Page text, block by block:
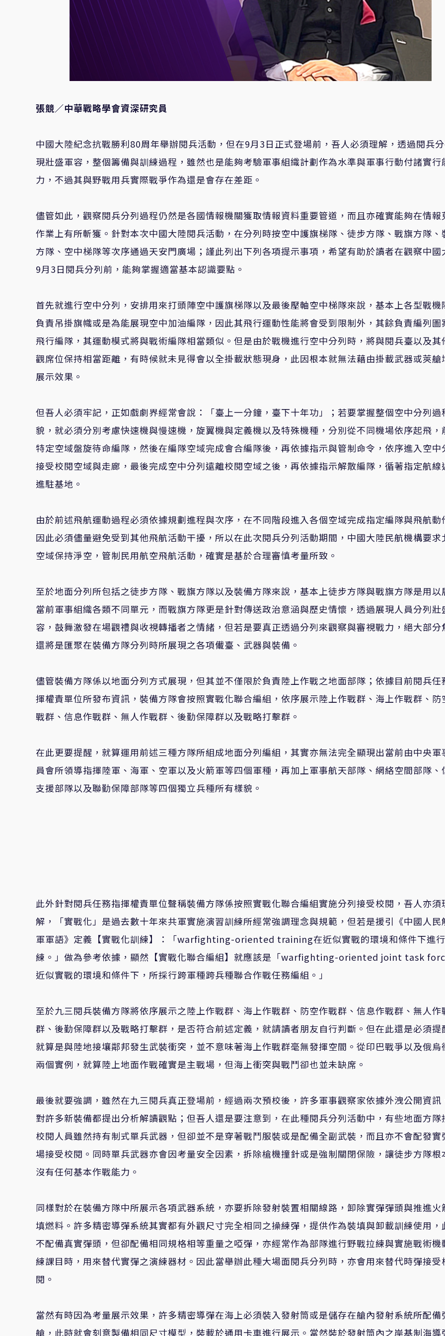
張競／中華戰略學會資深研究員
中國大陸紀念抗戰勝利80周年舉辦閱兵活動，但在9月3日正式登場前，吾人必須理解，透過閱兵
現壯盛軍容，整個籌備與訓練過程，雖然也是能夠考驗軍事組織計劃作為水準與軍事行動付諸實行
力，不過其與野戰用兵實際戰爭作為還是會存在差距。
儘管如此，觀察閱兵分列過程仍然是各國情報機關獲取情報資料重要管道，而且亦確實能夠在情報
作業上有所斬獲。針對本次中國大陸閱兵活動，在分列時按空中護旗梯隊、徒步方隊、戰旗方隊、
方隊、空中梯隊等次序通過天安門廣場；謹此列出下列各項提示事項，希望有助於讀者在觀察中國
9月3日閱兵分列前，能夠掌握適當基本認識要點。
首先就進行空中分列，安排用來打頭陣空中護旗梯隊以及最後壓軸空中梯隊來說，基本上各型戰機
負責吊掛旗幟或是為能展現空中加油編隊，因此其飛行運動性能將會受到限制外，其餘負責編列圖
飛行編隊，其運動模式將與戰術編隊相當類似。但是由於戰機進行空中分列時，將與閱兵臺以及其
觀席位保持相當距離，有時候就未見得會以全掛載狀態現身，此因根本就無法藉由掛載武器或莢艙
展示效果。
但吾人必須牢記，正如戲劇界經常會說：「臺上一分鐘，臺下十年功」；若要掌握整個空中分列過
貌，就必須分別考慮快速機與慢速機，旋翼機與定義機以及特殊機種，分別從不同機場依序起飛，
特定空域盤旋待命編隊，然後在編隊空域完成會合編隊後，再依據指示與管制命令，依序進入空中
接受校閱空域與走廊，最後完成空中分列遠離校閱空域之後，再依據指示解散編隊，循著指定航線
進駐基地。
由於前述飛航運動過程必須依據規劃進程與次序，在不同階段進入各個空域完成指定編隊與飛航動
因此必須儘量避免受到其他飛航活動干擾，所以在此次閱兵分列活動期間，中國大陸民航機構要求
空域保持淨空，管制民用航空飛航活動，確實是基於合理審慎考量所致。
至於地面分列所包括之徒步方隊、戰旗方隊以及裝備方隊來說，基本上徒步方隊與戰旗方隊是用以
當前軍事組織各類不同單元，而戰旗方隊更是針對傳送政治意涵與歷史情懷，透過展現人員分列壯
容，鼓舞激發在場觀禮與收視轉播者之情緒，但若是要真正透過分列來觀察與審視戰力，絕大部分
還將是匯聚在裝備方隊分列時所展現之各項儎臺、武器與裝備。
儘管裝備方隊係以地面分列方式展現，但其並不僅限於負責陸上作戰之地面部隊；依據目前閱兵任
揮權責單位所發布資訊，裝備方隊會按照實戰化聯合編組，依序展示陸上作戰群、海上作戰群、防
戰群、信息作戰群、無人作戰群、後勤保障群以及戰略打擊群。
在此更要提醒，就算運用前述三種方隊所組成地面分列編組，其實亦無法完全顯現出當前由中央軍
員會所領導指揮陸軍、海軍、空軍以及火箭軍等四個軍種，再加上軍事航天部隊、網絡空間部隊、
支援部隊以及聯勤保障部隊等四個獨立兵種所有樣貌。
此外針對閱兵任務指揮權責單位聲稱裝備方隊係按照實戰化聯合編組實施分列接受校閱，吾人亦須
解，「實戰化」是過去數十年來共軍實施演習訓練所經常強調理念與規範，但若是援引《中國人民
軍軍語》定義【實戰化訓練】：「warfighting-oriented training在近似實戰的環境和條件下進
練。」做為參考依據，顯然【實戰化聯合編組】就應該是「warfighting-oriented joint task
近似實戰的環境和條件下，所採行跨軍種跨兵種聯合作戰任務編組。」
至於九三閱兵裝備方隊將依序展示之陸上作戰群、海上作戰群、防空作戰群、信息作戰群、無人作
群、後勤保障群以及戰略打擊群，是否符合前述定義，就請讀者朋友自行判斷。但在此還是必須提
就算是與陸地接壤鄰邦發生武裝衝突，並不意味著海上作戰群毫無發揮空間。從印巴戰爭以及俄烏
兩個實例，就算陸上地面作戰確實是主戰場，但海上衝突與戰鬥卻也並未缺席。
最後就要強調，雖然在九三閱兵真正登場前，經過兩次預校後，許多軍事觀察家依據外洩公開資訊
對許多新裝備都提出分析解讀觀點；但吾人還是要注意到，在此種閱兵分列活動中，有些地面方隊
校閱人員雖然持有制式單兵武器，但卻並不是穿著戰鬥服裝或是配備全副武裝，而且亦不會配發實
場接受校閱。同時單兵武器亦會因考量安全因素，拆除槍機撞針或是強制關閉保險，讓徒步方隊根
沒有任何基本作戰能力。
同樣對於在裝備方隊中所展示各項武器系統，亦要拆除發射裝置相關線路，卸除實彈彈頭與推進火
填燃料。許多精密導彈系統其實都有外觀尺寸完全相同之操練彈，提供作為裝填與卸載訓練使用，
不配備真實彈頭，但卻配備相同規格相等重量之啞彈，亦經常作為部隊進行野戰拉練與實施戰術機
練課目時，用來替代實彈之演練器材。因此當舉辦此種大場面閱兵分列時，亦會用來替代時彈接受
閱。
當然有時因為考量展示效果，許多精密導彈在海上必須裝入發射筒或是儲存在艙內發射系統所配備
艙，此時就會刻意製備相同尺寸模型，裝載於通用卡車進行展示。當然裝於發射筒內之岸基制海導